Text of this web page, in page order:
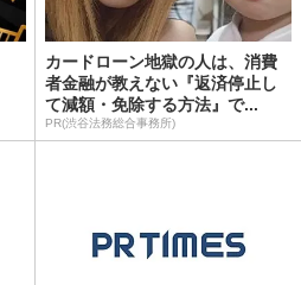
カードローン地獄の人は、消費
者金融が教えない『返済停止し
て減額・免除する方法』で...
PR(渋谷法務総合事務所)